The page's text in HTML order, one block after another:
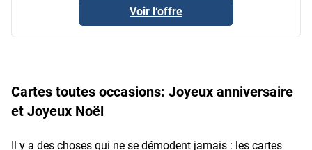
Voir l‘offre
Cartes toutes occasions: Joyeux anniversaire
et Joyeux Noël
Il y a des choses qui ne se démodent jamais : les cartes